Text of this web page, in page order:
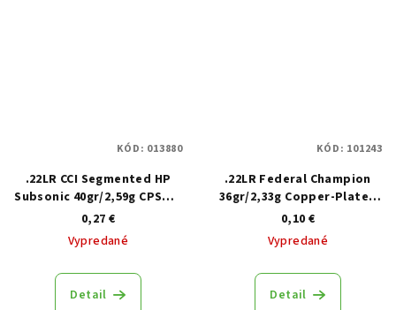
.22LR CCI Segmented HP
Subsonic 40gr/2,59g CPSHP,
50 ks
0,27 €
Vypredané
Detail
KÓD: 013880
.22LR Federal Champion
36gr/2,33g Copper-Plated
HP, 325 ks
0,10 €
Vypredané
Detail
KÓD: 101243